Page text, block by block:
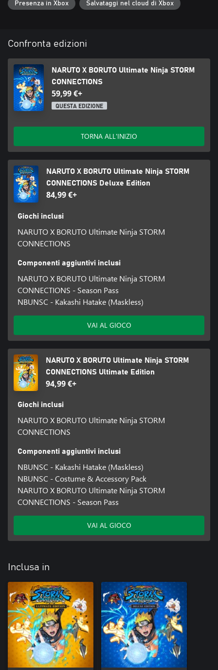
Presenza in Xbox Salvataggi nel cloud di Xbox
Confronta edizioni
NARUTO X BORUTO Ultimate Ninja STORM
CONNECTIONS
59,99 €+
QUESTA EDIZIONE
TORNA ALL'INIZIO
NARUTO X BORUTO Ultimate Ninja STORM
CONNECTIONS Deluxe Edition
84,99 €+
Giochi inclusi
NARUTO X BORUTO Ultimate Ninja STORM
CONNECTIONS
Componenti aggiuntivi inclusi
NARUTO X BORUTO Ultimate Ninja STORM
CONNECTIONS - Season Pass
NBUNSC - Kakashi Hatake (Maskless)
VAI AL GIOCO
NARUTO X BORUTO Ultimate Ninja STORM
CONNECTIONS Ultimate Edition
94,99 €+
Giochi inclusi
NARUTO X BORUTO Ultimate Ninja STORM
CONNECTIONS
Componenti aggiuntivi inclusi
NBUNSC - Kakashi Hatake (Maskless)
NBUNSC - Costume & Accessory Pack
NARUTO X BORUTO Ultimate Ninja STORM
CONNECTIONS - Season Pass
VAI AL GIOCO
Inclusa in